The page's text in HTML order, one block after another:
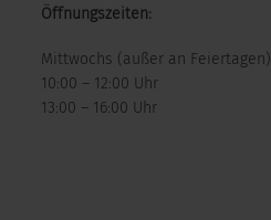
Öffnungszeiten:
Mittwochs (außer an Feiertagen)
10:00 – 12:00 Uhr
13:00 – 16:00 Uhr